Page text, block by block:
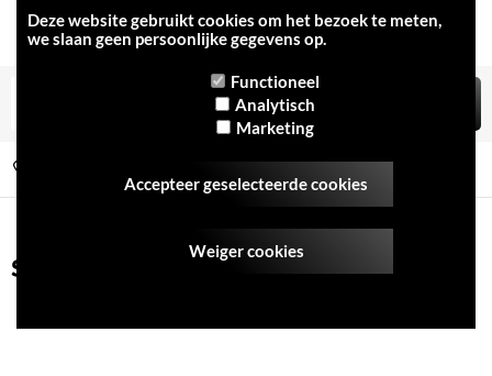
Startpakketten
Deze website gebruikt cookies om het bezoek te meten,
we slaan geen persoonlijke gegevens op.
Functioneel
Analytisch
Marketing
Accepteer geselecteerde cookies
Weiger cookies